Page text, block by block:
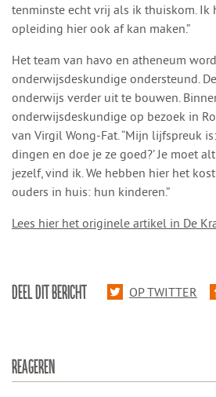
tenminste echt vrij als ik thuiskom. Ik
opleiding hier ook af kan maken.”
Het team van havo en atheneum
onderwijsdeskundige ondersteund.
onderwijs verder uit te bouwen.
onderwijsdeskundige op bezoek in
van Virgil Wong-Fat. “Mijn lijfspreuk
dingen en doe je ze goed?’ Je moet
jezelf, vind ik. We hebben hier het
ouders in huis: hun kinderen.”
Lees hier het originele artikel in De
DEEL DIT BERICHT OP TWITTER
REAGEREN